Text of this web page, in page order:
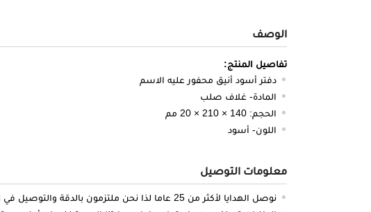
الوصف
تفاصيل المنتج:
دفتر أسود أنيق محفور عليه الاسم
المادة- غلاف صلب
الحجم: 140 × 210 × 20 مم
اللون- أسود
معلومات التوصيل
نوصل الهدايا لأكثر من 25 عاما لذا نحن ملتزمون بالدقة والتوصيل في الميعاد المحدد